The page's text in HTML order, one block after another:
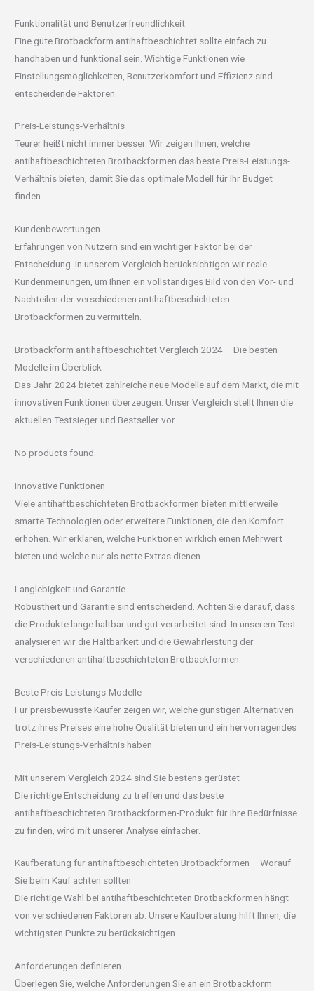
Funktionalität und Benutzerfreundlichkeit
Eine gute Brotbackform antihaftbeschichtet sollte einfach zu
handhaben und funktional sein. Wichtige Funktionen wie
Einstellungsmöglichkeiten, Benutzerkomfort und Effizienz sind
entscheidende Faktoren.
Preis-Leistungs-Verhältnis
Teurer heißt nicht immer besser. Wir zeigen Ihnen, welche
antihaftbeschichteten Brotbackformen das beste Preis-Leistungs-
Verhältnis bieten, damit Sie das optimale Modell für Ihr Budget
finden.
Kundenbewertungen
Erfahrungen von Nutzern sind ein wichtiger Faktor bei der
Entscheidung. In unserem Vergleich berücksichtigen wir reale
Kundenmeinungen, um Ihnen ein vollständiges Bild von den Vor- und
Nachteilen der verschiedenen antihaftbeschichteten
Brotbackformen zu vermitteln.
Brotbackform antihaftbeschichtet Vergleich 2024 – Die besten
Modelle im Überblick
Das Jahr 2024 bietet zahlreiche neue Modelle auf dem Markt, die mit
innovativen Funktionen überzeugen. Unser Vergleich stellt Ihnen die
aktuellen Testsieger und Bestseller vor.
No products found.
Innovative Funktionen
Viele antihaftbeschichteten Brotbackformen bieten mittlerweile
smarte Technologien oder erweitere Funktionen, die den Komfort
erhöhen. Wir erklären, welche Funktionen wirklich einen Mehrwert
bieten und welche nur als nette Extras dienen.
Langlebigkeit und Garantie
Robustheit und Garantie sind entscheidend. Achten Sie darauf, dass
die Produkte lange haltbar und gut verarbeitet sind. In unserem Test
analysieren wir die Haltbarkeit und die Gewährleistung der
verschiedenen antihaftbeschichteten Brotbackformen.
Beste Preis-Leistungs-Modelle
Für preisbewusste Käufer zeigen wir, welche günstigen Alternativen
trotz ihres Preises eine hohe Qualität bieten und ein hervorragendes
Preis-Leistungs-Verhältnis haben.
Mit unserem Vergleich 2024 sind Sie bestens gerüstet
Die richtige Entscheidung zu treffen und das beste
antihaftbeschichteten Brotbackformen-Produkt für Ihre Bedürfnisse
zu finden, wird mit unserer Analyse einfacher.
Kaufberatung für antihaftbeschichteten Brotbackformen – Worauf
Sie beim Kauf achten sollten
Die richtige Wahl bei antihaftbeschichteten Brotbackformen hängt
von verschiedenen Faktoren ab. Unsere Kaufberatung hilft Ihnen, die
wichtigsten Punkte zu berücksichtigen.
Anforderungen definieren
Überlegen Sie, welche Anforderungen Sie an ein Brotbackform